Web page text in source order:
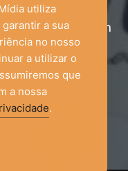
idades. Nossa
relevante com um
utiliza
a sua
no nosso
a utilizar o
que
a nossa
.